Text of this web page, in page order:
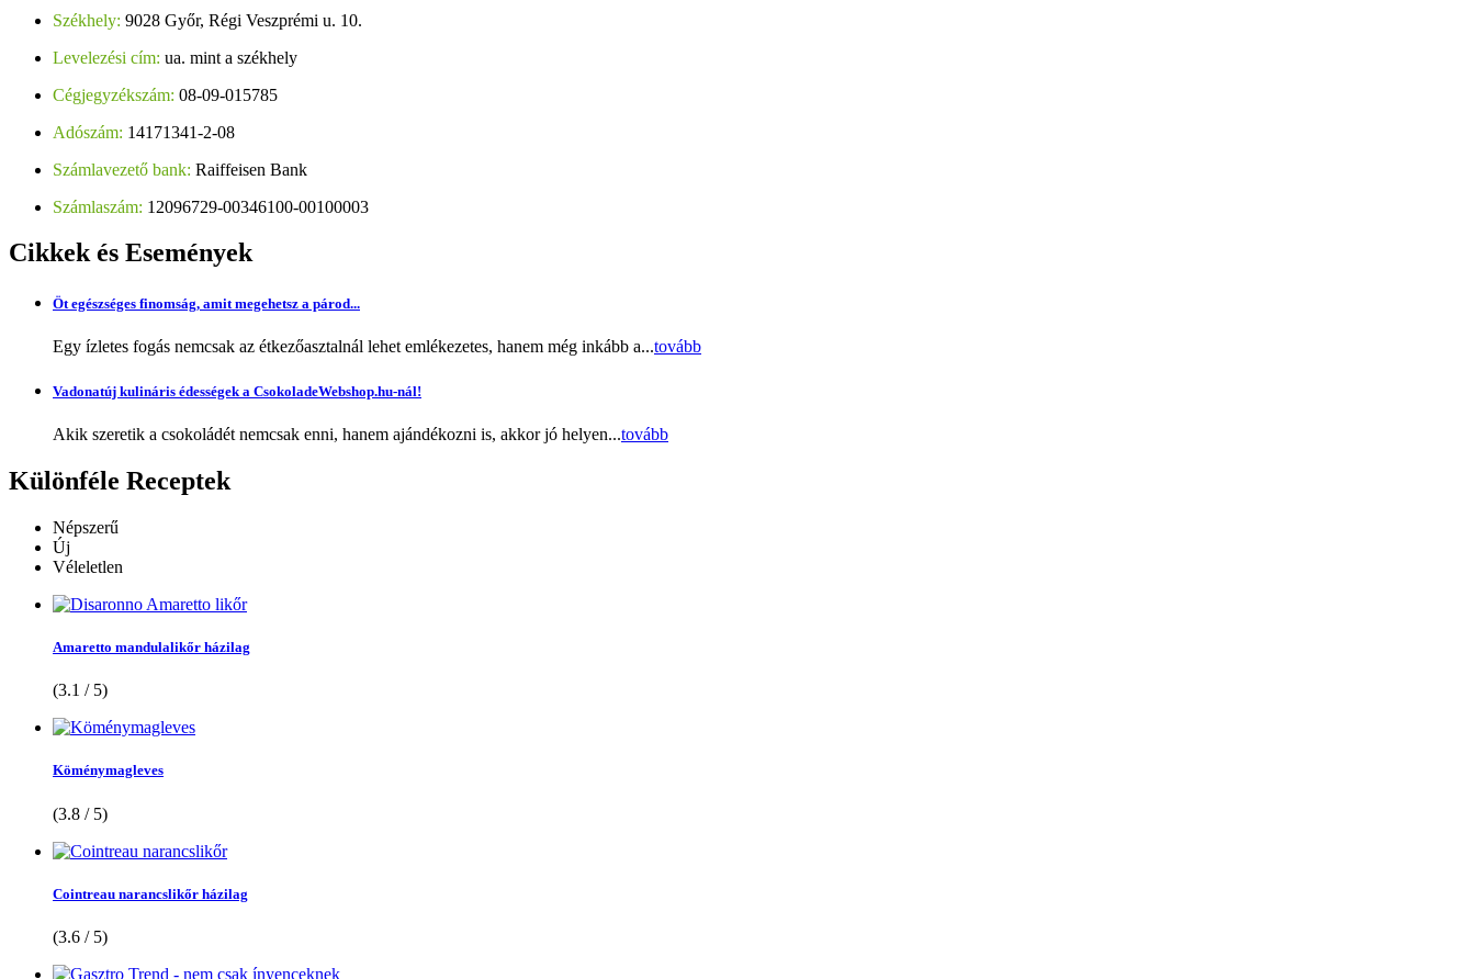
Székhely: 9028 Győr, Régi Veszprémi u. 10.
Levelezési cím: ua. mint a székhely
Cégjegyzékszám: 08-09-015785
Adószám: 14171341-2-08
Számlavezető bank: Raiffeisen Bank
Számlaszám: 12096729-00346100-00100003
Cikkekés Események
Öt egészséges finomság, amit megehetsz a párod...
Egy ízletes fogás nemcsak az étkezőasztalnál lehet emlékezetes, hanem még inkább a...tovább
Vadonatúj kulináris édességek a CsokoladeWebshop.hu-nál!
Akik szeretik a csokoládét nemcsak enni, hanem ajándékozni is, akkor jó helyen...tovább
Különféle Receptek
Népszerű
Új
Véleletlen
Amaretto mandulalikőr házilag
(3.1 / 5)
Köménymagleves
(3.8 / 5)
Cointreau narancslikőr házilag
(3.6 / 5)